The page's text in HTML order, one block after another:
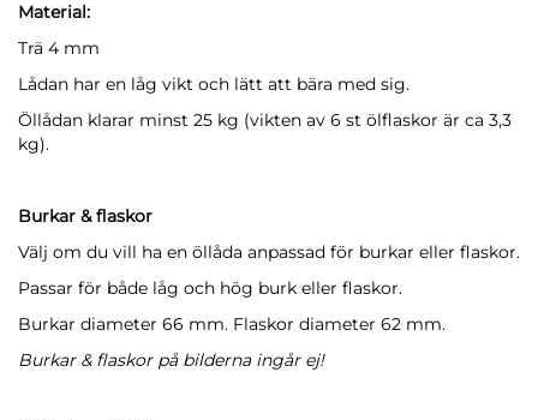
Material:
Trä 4 mm
Lådan har en låg vikt och lätt att bära med sig.
Öllådan klarar minst 25 kg (vikten av 6 st ölflaskor är ca 3,3
kg).
Burkar & flaskor
Välj om du vill ha en öllåda anpassad för burkar eller flaskor.
Passar för både låg och hög burk eller flaskor.
Burkar diameter 66 mm. Flaskor diameter 62 mm.
Burkar & flaskor på bilderna ingår ej!